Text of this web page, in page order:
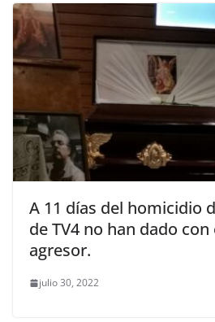
A 11 días del homicidio
de TV4 no han dado
agresor.
julio 30, 2022